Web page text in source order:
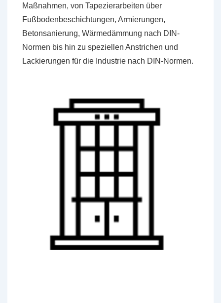
Maßnahmen, von Tapezierarbeiten über
Fußbodenbeschichtungen, Armierungen,
Betonsanierung, Wärmedämmung nach DIN-
Normen bis hin zu speziellen Anstrichen und
Lackierungen für die Industrie nach DIN-Normen.